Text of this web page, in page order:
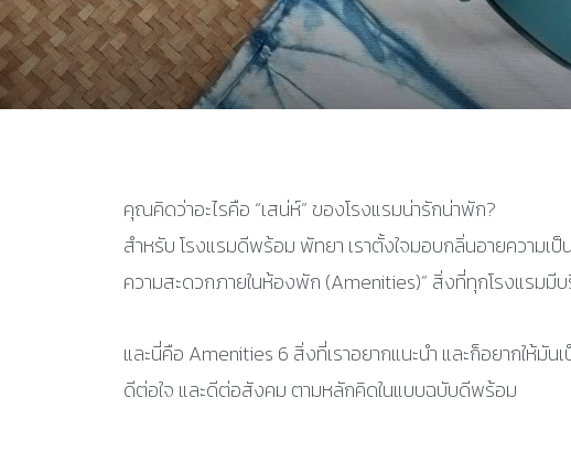
คุณคิดว่าอะไรคือ “เสน่ห์” ของโรงแรมน่ารักน่าพัก?
สำหรับ โรงแรมดีพร้อม พัทยา เราตั้งใจมอบกลิ่นอายความเ
ความสะดวกภายในห้องพัก (Amenities)” สิ่งที่ทุกโรงแรม
และนี่คือ Amenities 6 สิ่งที่เราอยากแนะนำ และก็อยากให้
ดีต่อใจ และดีต่อสังคม ตามหลักคิดในแบบฉบับดีพร้อม